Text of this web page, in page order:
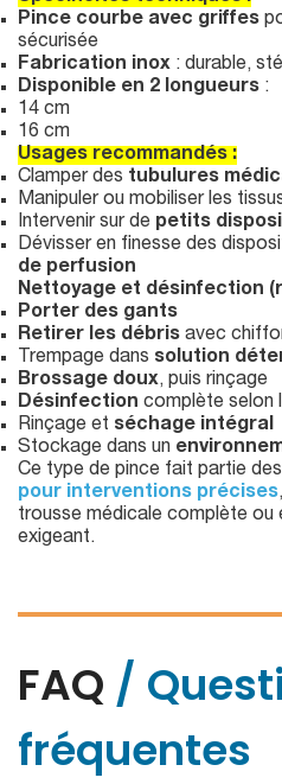
Pince courbe avec griffes
sécurisée
Fabrication inox : durable,
Disponible en 2 longueurs :
14 cm
16 cm
Usages recommandés :
Clamper des tubulures
Manipuler ou mobiliser les
Intervenir sur de petits
Dévisser en finesse des
de perfusion
Nettoyage et désinfection
Porter des gants
Retirer les débris avec
Trempage dans solution
Brossage doux, puis rinçage
Désinfection complète selon
Rinçage et séchage intégral
Stockage dans un
Ce type de pince fait partie des
pour interventions précises
trousse médicale complète ou
exigeant.
FAQ /
fréquentes